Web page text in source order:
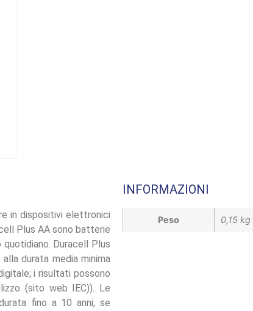
in dispositivi elettronici
Plus AA sono batterie
Duracell Plus
durata media minima
i risultati possono
(sito web IEC)). Le
fino a 10 anni, se
INFORMAZIONI
Peso 0,15 kg